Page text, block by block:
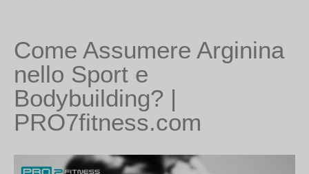
Come Assumere Arginina
nello Sport e
Bodybuilding? |
PRO7fitness.com